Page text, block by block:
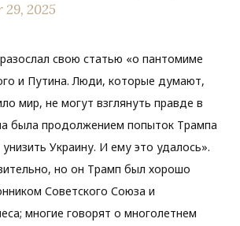
29, 2025
свою статью «о пантомиме
и Путина. Люди, которые думают,
мир, не могут взглянуть правде в
была продолжением попыток Трампа
Украину. И ему это удалось».
но он Трамп был хорошо
Советского Союза и
многие говорят о многолетнем